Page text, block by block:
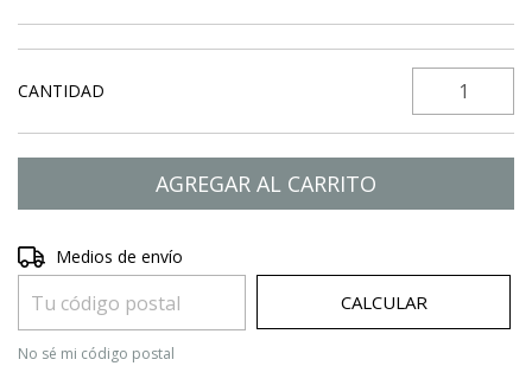
CANTIDAD
Entregas para el CP:
Medios de envío
CALCULAR
No sé mi código postal